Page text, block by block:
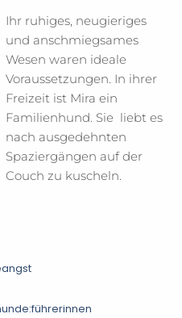
Ihr ruhiges, neugieriges
und anschmiegsames
Wesen waren ideale
Voraussetzungen. In ihrer
Freizeit ist Mira ein
Familienhund. Sie liebt es
nach ausgedehnten
Spaziergängen auf der
Couch zu kuscheln.